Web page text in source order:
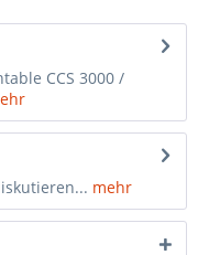
CCS 3000 /
mehr